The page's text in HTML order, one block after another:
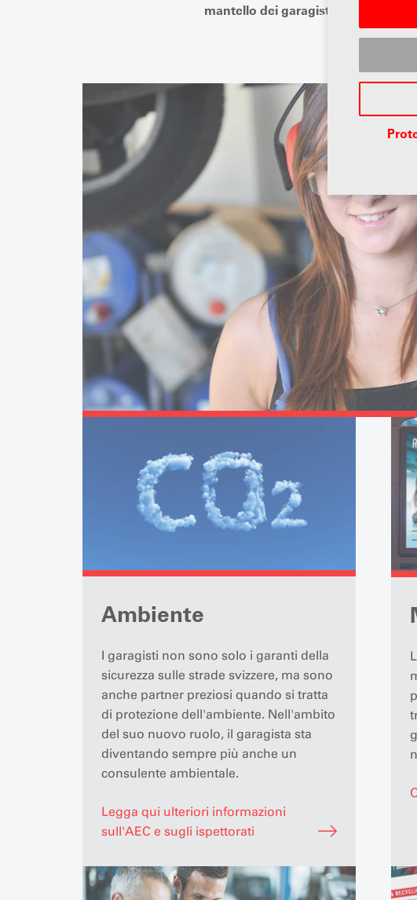
mantello dei garagisti svizzeri.
Ambiente
I garagisti non sono solo i garanti della
sicurezza sulle strade svizzere, ma sono
anche partner preziosi quando si tratta
di protezione dell'ambiente. Nell'ambito
del suo nuovo ruolo, il garagista sta
diventando sempre più anche un
consulente ambientale.
Legga qui ulteriori informazioni
sull'AEC e sugli ispettorati